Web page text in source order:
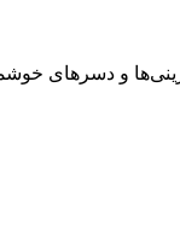
و دسرهای